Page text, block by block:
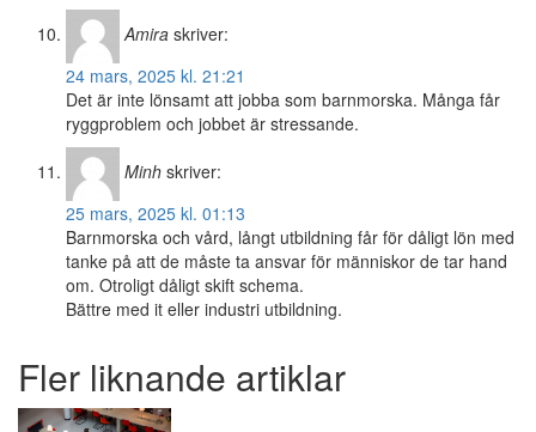
Amira skriver:
24 mars, 2025 kl. 21:21
Det är inte lönsamt att jobba som barnmorska. Många får
ryggproblem och jobbet är stressande.
Minh skriver:
25 mars, 2025 kl. 01:13
Barnmorska och vård, långt utbildning får för dåligt lön med
tanke på att de måste ta ansvar för människor de tar hand
om. Otroligt dåligt skift schema.
Bättre med it eller industri utbildning.
Fler liknande artiklar